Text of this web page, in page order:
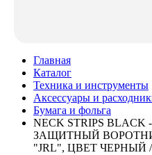
Главная
Каталог
Техника и инструменты
Аксессуары и
Бумага и фольга
NECK STRIPS
ЗАЩИТНЫЙ
"JRL", ЦВЕТ ЧЕРНЫЙ /